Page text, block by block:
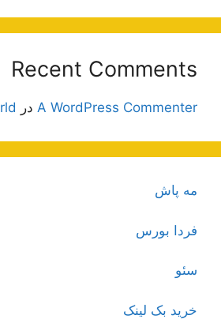
Recent Comments
A WordPress Commenter در
مه پاش
فردا بورس
سئو
خرید بک لینک